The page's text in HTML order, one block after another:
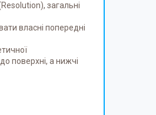
загальні
власні попередні
поверхні, а нижчі